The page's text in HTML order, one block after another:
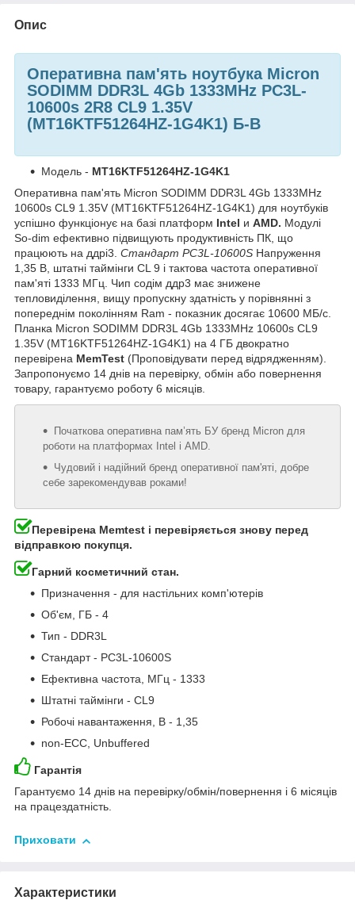
Опис
Оперативна пам'ять ноутбука Micron
SODIMM DDR3L 4Gb 1333MHz PC3L-
10600s 2R8 CL9 1.35V
(MT16KTF51264HZ-1G4K1) Б-В
Модель - MT16KTF51264HZ-1G4K1
Оперативна пам'ять Micron SODIMM DDR3L 4Gb 1333MHz
10600s CL9 1.35V (MT16KTF51264HZ-1G4K1) для ноутбуків
успішно функціонує на базі платформ Intel и AMD. Модулі
So-dim ефективно підвищують продуктивність ПК, що
працюють на ддрі3. Стандарт PC3L-10600S Напруження
1,35 В, штатні таймінги CL 9 і тактова частота оперативної
пам'яті 1333 МГц. Чип содім ддр3 має знижене
тепловиділення, вищу пропускну здатність у порівнянні з
попереднім поколінням Ram - показник досягає 10600 МБ/с.
Планка Micron SODIMM DDR3L 4Gb 1333MHz 10600s CL9
1.35V (MT16KTF51264HZ-1G4K1) на 4 ГБ двократно
перевірена MemTest (Проповідувати перед відрядженням).
Запропонуємо 14 днів на перевірку, обмін або повернення
товару, гарантуємо роботу 6 місяців.
Початкова оперативна пам’ять БУ бренд Micron для
роботи на платформах Intel і AMD.
Чудовий і надійний бренд оперативної пам'яті, добре
себе зарекомендував роками!
Перевірена Memtest і перевіряється знову перед
відправкою покупця.
Гарний косметичний стан.
Призначення - для настільних комп'ютерів
Об'єм, ГБ - 4
Тип - DDR3L
Стандарт - PC3L-10600S
Ефективна частота, МГц - 1333
Штатні таймінги - CL9
Робочі навантаження, В - 1,35
non-ECC, Unbuffered
Гарантія
Гарантуємо 14 днів на перевірку/обмін/повернення і 6 місяців
на працездатність.
Приховати
Характеристики